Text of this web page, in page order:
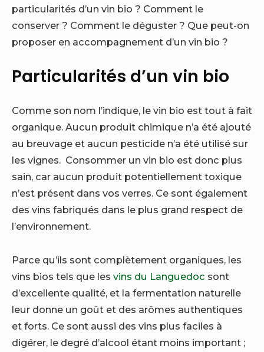
particularités d’un vin bio ? Comment le
conserver ? Comment le déguster ? Que peut-on
proposer en accompagnement d’un vin bio ?
Particularités d’un vin bio
Comme son nom l’indique, le vin bio est tout à fait
organique. Aucun produit chimique n’a été ajouté
au breuvage et aucun pesticide n’a été utilisé sur
les vignes. Consommer un vin bio est donc plus
sain, car aucun produit potentiellement toxique
n’est présent dans vos verres. Ce sont également
des vins fabriqués dans le plus grand respect de
l’environnement.
Parce qu’ils sont complètement organiques, les
vins bios tels que les vins du Languedoc sont
d’excellente qualité, et la fermentation naturelle
leur donne un goût et des arômes authentiques
et forts. Ce sont aussi des vins plus faciles à
digérer, le degré d’alcool étant moins important ;